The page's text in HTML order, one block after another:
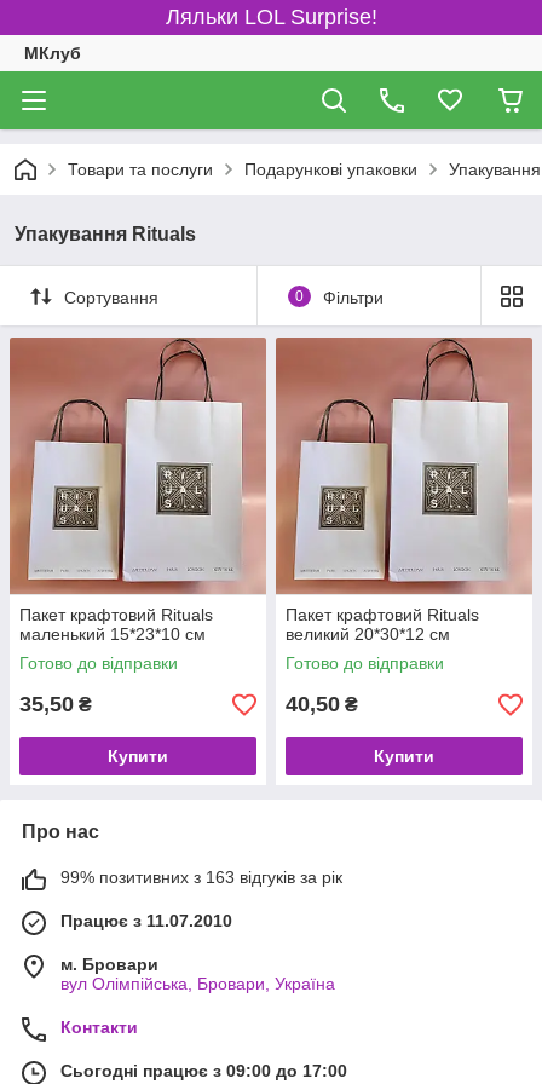
Ляльки LOL Surprise!
МКлуб
Товари та послуги Подарункові упаковки
Упакування Rituals
Сортування 0 Фільтри
Пакет крафтовий Rituals
маленький 15*23*10 см
Готово до відправки
35,50 ₴
Купити
Пакет крафтовий Rituals
великий 20*30*12 см
Готово до відправки
40,50 ₴
Купити
Про нас
99% позитивних з 163 відгуків за рік
Працює з 11.07.2010
м. Бровари
вул Олімпійська, Бровари, Україна
Контакти
Сьогодні працює з 09:00 до 17:00